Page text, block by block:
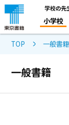
学校の先
小学校
TOP 一般書籍
一般書籍